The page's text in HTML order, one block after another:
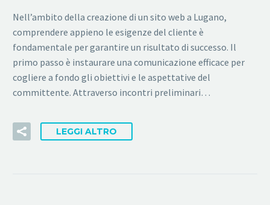
Nell’ambito della creazione di un sito web a Lugano,
comprendere appieno le esigenze del cliente è
fondamentale per garantire un risultato di successo. Il
primo passo è instaurare una comunicazione efficace per
cogliere a fondo gli obiettivi e le aspettative del
committente. Attraverso incontri preliminari…
LEGGI ALTRO